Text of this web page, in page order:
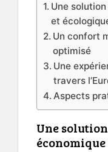
Une
et
Un confort
optimisé
Une
travers
Aspects
Une